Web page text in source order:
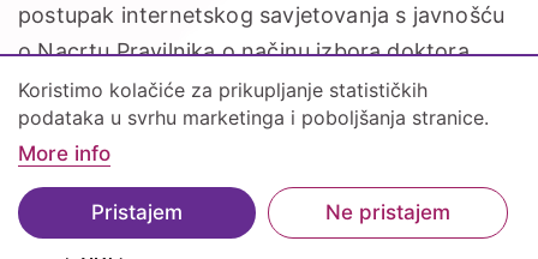
postupak internetskog savjetovanja s javnošću
o Nacrtu Pravilnika o načinu izbora doktora
primarne zdravstvene zaštite.
Pravilnik o načinu izbora doktora primarne
zdravstvene zaštite (
Izjava o izboru/promjeni izabranog doktora
Podnavigacija Sadržaj
Koristimo kolačiće za prikupljanje statističkih
podataka u svrhu marketinga i poboljšanja stranice.
More info
Pristajem Ne pristajem